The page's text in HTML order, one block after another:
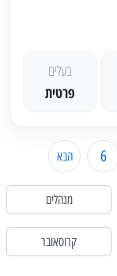
בעלים
פרטית
6 הבא
מנהלים
קרוסאובר